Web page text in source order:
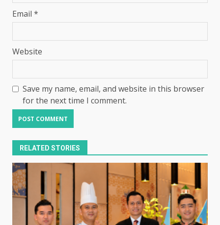
Email *
Website
Save my name, email, and website in this browser
for the next time I comment.
RELATED STORIES